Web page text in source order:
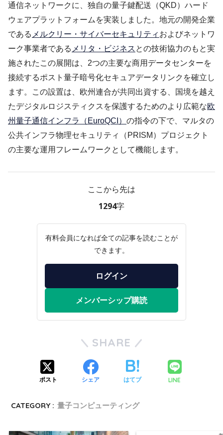
通信ネットワークに、独自の量子鍵配送（QKD）ハード
ウェアプラットフォームを実装しました。地元の開発企業
である メルクリー・サイバーセキュリティ およびネットワ
ーク事業者である メリタ・ビジネス との技術協力のもと実
施されたこの展開は、2つの主要な商用データセンターを
接続するポスト量子暗号化セキュアデータリンクを確立し
ます。この設置は、欧州連合が共同出資する、国境を越え
たデジタルロジスティクスを保護するためのより広範な欧
州量子通信インフラ（EuroQCI） の指令の下で、マルタの
公共インフラ物理セキュリティ（PRISM）プロジェクト
の主要な運用フレームワークとして機能します。
ここから先は
1294字
有料会員になれば全ての記事を読むことが
できます。
ログイン
メンバーシップ購読
SHARE
ポスト シェア はてブ LINE
CATEGORY : 量子コンピューティング